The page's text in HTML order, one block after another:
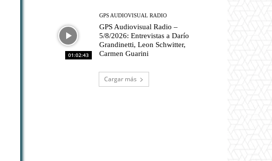
01:02:43
GPS AUDIOVISUAL RADIO
GPS Audiovisual Radio –
5/8/2026: Entrevistas a Darío
Grandinetti, Leon Schwitter,
Carmen Guarini
Cargar más